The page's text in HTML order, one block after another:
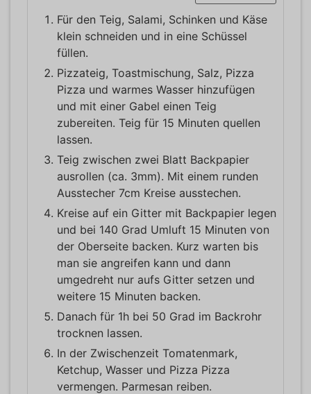
Für den Teig, Salami, Schinken und Käse
klein schneiden und in eine Schüssel
füllen.
Pizzateig, Toastmischung, Salz, Pizza
Pizza und warmes Wasser hinzufügen
und mit einer Gabel einen Teig
zubereiten. Teig für 15 Minuten quellen
lassen.
Teig zwischen zwei Blatt Backpapier
ausrollen (ca. 3mm). Mit einem runden
Ausstecher 7cm Kreise ausstechen.
Kreise auf ein Gitter mit Backpapier legen
und bei 140 Grad Umluft 15 Minuten von
der Oberseite backen. Kurz warten bis
man sie angreifen kann und dann
umgedreht nur aufs Gitter setzen und
weitere 15 Minuten backen.
Danach für 1h bei 50 Grad im Backrohr
trocknen lassen.
In der Zwischenzeit Tomatenmark,
Ketchup, Wasser und Pizza Pizza
vermengen. Parmesan reiben.